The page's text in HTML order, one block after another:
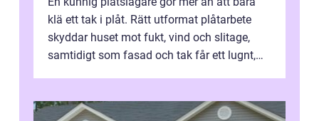
klä ett tak i plåt. Rätt utformat plåtarbete
skyddar huset mot fukt, vind och slitage,
samtidigt som fasad och tak får ett lugnt,